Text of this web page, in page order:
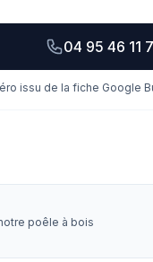
04 95 46 11
issu de la fiche Google
poêle à bois